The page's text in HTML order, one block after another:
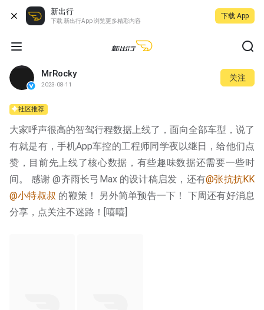
新出行
下载 新出行App 浏览更多精彩内容
下载 App
MrRocky
2023-08-11
关注
社区推荐
大家呼声很高的智驾行程数据上线了，面向全部车型，说了
有就是有，手机App车控的工程师同学夜以继日，给他们点
赞，目前先上线了核心数据，有些趣味数据还需要一些时
间。 感谢 @齐雨长弓Max 的设计稿启发，还有@张抗抗KK
@小特叔叔 的鞭策！ 另外简单预告一下！ 下周还有好消息
分享，点关注不迷路！[嘻嘻]